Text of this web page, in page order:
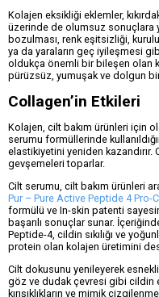
Kolajen eksikliği eklemler,
üzerinde de olumsuz sonuçlara
bozulması, renk eşitsizliği,
ya da yaraların geç iyileşmesi
oldukça önemli bir bileşen olan
pürüzsüz, yumuşak ve dolgun
Collagen’in Etkileri
Kolajen, cilt bakım ürünleri için
serumu formüllerinde
elastikiyetini yeniden kazandırır.
gevşemeleri toparlar.
Cilt serumu, cilt bakım ürünleri
Pur – Pure Active Peptide 4 Pro-
formülü ve In-skin patenti
başarılı sonuçlar sunar.
Peptide-4, cildin sıkılığı ve
protein olan kolajen üretimini
Cilt dokusunu yenileyerek
göz ve dudak çevresi gibi cildin
kırışıklıkların ve mimik